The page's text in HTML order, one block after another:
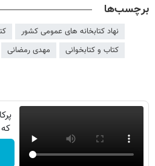
برچسب‌ها
نهاد کتابخانه های عمومی کشور
کتاب و کتابخوانی
مهدی رمضانی